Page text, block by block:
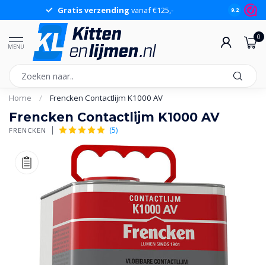
Gratis verzending vanaf €125,- 9.2
MENU
0
Home / Frencken Contactlijm K1000 AV
Frencken Contactlijm K1000 AV
FRENCKEN (5)